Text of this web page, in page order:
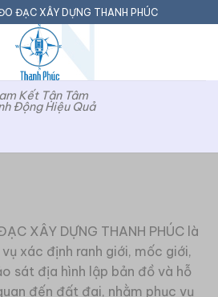
ĐẠC XÂY DỰNG THANH PHÚC
Kết Tận Tâm
Động Hiệu Quả
XÂY DỰNG THANH PHÚC là
xác định ranh giới, mốc giới,
sát địa hình lập bản đồ và hỗ
đến đất đai, nhằm phục vụ